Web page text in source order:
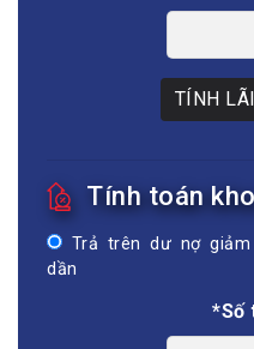
TÍNH
Tính toán
Trả trên dư nợ giảm
dần
*Số